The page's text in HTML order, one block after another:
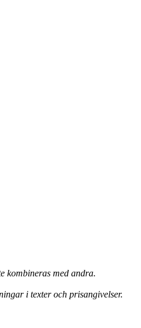
kombineras med andra.
i texter och prisangivelser.